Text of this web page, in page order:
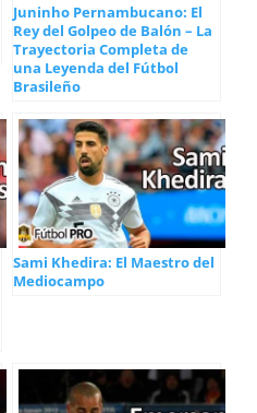
Juninho Pernambucano: El
Rey del Golpeo de Balón – La
Trayectoria Completa de
una Leyenda del Fútbol
Brasileño
Sami Khedira: El Maestro del
Mediocampo